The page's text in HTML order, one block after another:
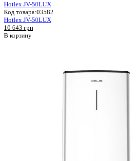
Hotlex JV-50LUX
Код товара:03582
Hotlex JV-50LUX
10 643 грн
В корзину